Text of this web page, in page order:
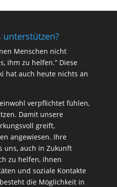
unterstützen?
Menschen nicht
ihm zu helfen.” Diese
hat auch heute nichts an
verpflichtet fühlen,
Damit unsere
greift,
angewiesen. Ihre
uns, auch in Zukunft
zu helfen, ihnen
und soziale Kontakte
die Möglichkeit in